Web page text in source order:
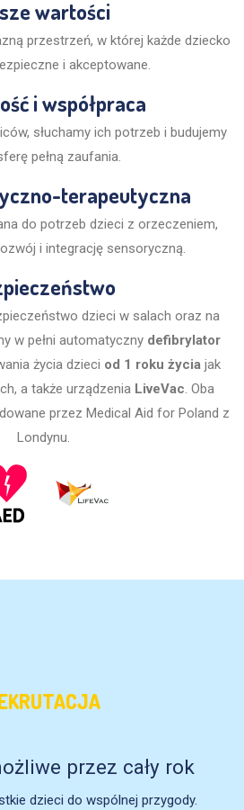
wartości
przestrzeń, w której każde dziecko
i akceptowane.
i współpraca
słuchamy ich potrzeb i budujemy
pełną zaufania.
terapeutyczna
do potrzeb dzieci z orzeczeniem,
i integrację sensoryczną.
dzieci w salach oraz na
w pełni automatyczny defibrylator
życia dzieci od 1 roku życia jak
a także urządzenia LiveVac. Oba
przez Medical Aid for Poland z
Londynu.
przez cały rok
dzieci do wspólnej przygody.